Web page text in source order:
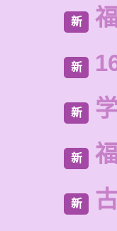
新
新
新
新
新